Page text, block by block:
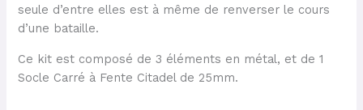
seule d’entre elles est à même de renverser le cours
d’une bataille.
Ce kit est composé de 3 éléments en métal, et de 1
Socle Carré à Fente Citadel de 25mm.